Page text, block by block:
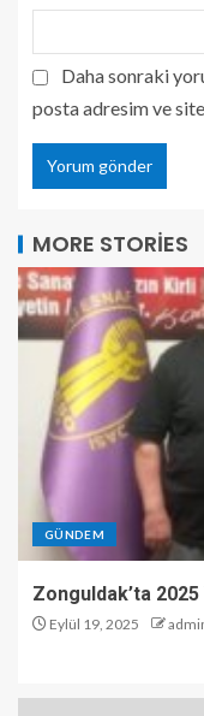
Daha sonraki
posta adresim ve
MORE STORIES
GÜNDEM
Zonguldak’ta 2025
Eylül 19, 2025